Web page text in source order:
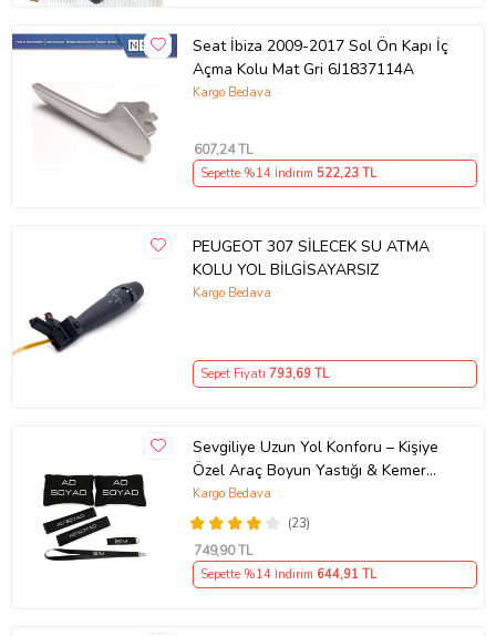
Seat İbiza 2009-2017 Sol Ön Kapı İç
Açma Kolu Mat Gri 6J1837114A
Kargo Bedava
607,24 TL
Sepette %14 İndirim 522,23 TL
PEUGEOT 307 SİLECEK SU ATMA
KOLU YOL BİLGİSAYARSIZ
Kargo Bedava
Sepet Fiyatı 793,69 TL
Sevgiliye Uzun Yol Konforu – Kişiye
Özel Araç Boyun Yastığı & Kemer
Pedi Hediye Seti
(23)
Kargo Bedava
749,90 TL
Sepette %14 İndirim 644,91 TL